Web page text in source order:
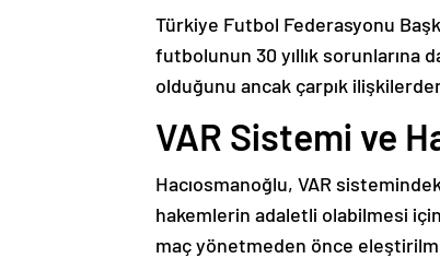
Türkiye Futbol Federasyonu
futbolunun 30 yıllık sorunlarına
olduğunu ancak çarpık
VAR Sistemi ve
Hacıosmanoğlu, VAR
hakemlerin adaletli olabilmesi
maç yönetmeden önce